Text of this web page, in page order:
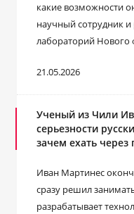
какие возможности
научный сотрудник
лабораторий
21.05.2026
Ученый из Чили
серьезности
зачем ехать
Иван Мартинес
сразу решил
разрабатывает